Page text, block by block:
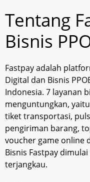
Tentang
Bisnis
Fastpay adalah
Digital dan Bisnis
Indonesia. 7 layanan
menguntungkan,
tiket transportasi,
pengiriman barang,
voucher game online
Bisnis Fastpay
terjangkau.